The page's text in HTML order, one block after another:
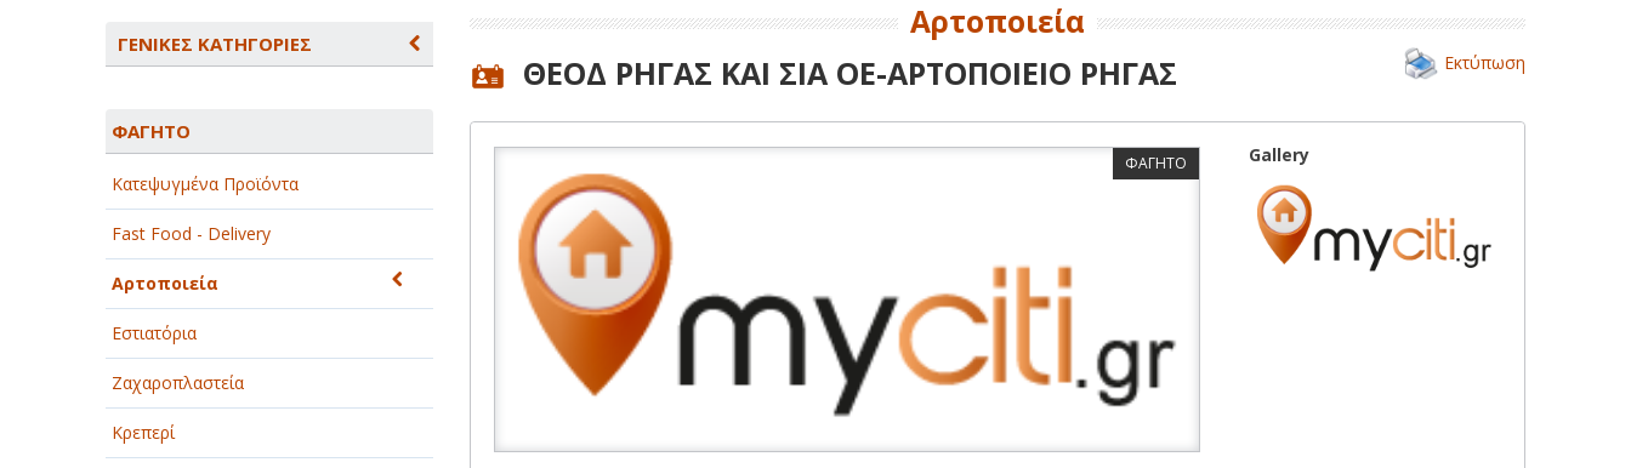
ΓΕΝΙΚΕΣ ΚΑΤΗΓΟΡΙΕΣ
ΑΘΛΗΤΙΣΜΟΣ
ΑΥΤΟΚΙΝΗΤΑ - ΜΗΧΑΝΕΣ - ΣΚΑΦΗ
ΔΙΑΣΚΕΔΑΣΗ - ΨΥΧΑΓΩΓΙΑ - ΤΕΧΝΕΣ
ΔΙΑΦΗΜΙΣΗ - ΜΜΕ
ΕΚΚΛΗΣΙΕΣ - ΦΙΛΑΝΘΡΩΠΙΚΑ
ΣΩΜΑΤΕΙΑ
ΕΚΠΑΙΔΕΥΣΗ - ΣΧΟΛΕΣ
ΦΑΓΗΤΟ
Κατεψυγμένα Προϊόντα
Fast Food - Delivery
Αρτοποιεία
Εστιατόρια
Ζαχαροπλαστεία
Κρεπερί
Αρτοποιεία
ΘΕΟΔ ΡΗΓΑΣ ΚΑΙ ΣΙΑ ΟΕ-ΑΡΤΟΠΟΙΕΙΟ ΡΗΓΑΣ Εκτύπωση
ΦΑΓΗΤΟ Gallery